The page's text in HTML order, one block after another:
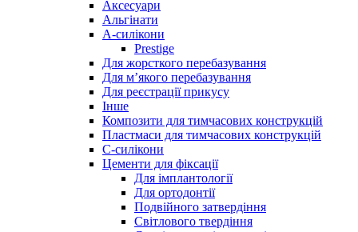
Аксесуари
Альгінати
А-силікони
Prestige
Для жорсткого перебазування
Для м’якого перебазування
Для реєстрації прикусу
Інше
Композити для тимчасових конструкцій
Пластмаси для тимчасових конструкцій
С-силікони
Цементи для фіксації
Для імплантології
Для ортодонтії
Подвійного затвердіння
Світлового твердіння